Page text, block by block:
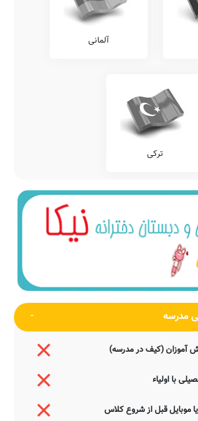
آلمانی
ترکی
مدرسه
آموزان (کیف در مدرسه)
با اولیاء
موبایل قبل از شروع کلاس